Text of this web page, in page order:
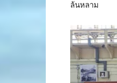
ล้นหลาม